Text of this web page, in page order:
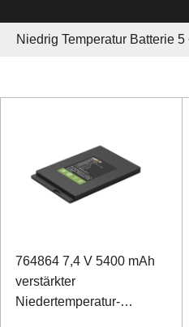
764864 7,4 V 5400 mAh
verstärkter
Niedertemperatur-